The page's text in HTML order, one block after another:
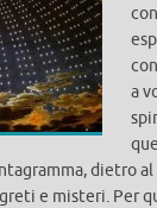
a
dietro al
e misteri. Per